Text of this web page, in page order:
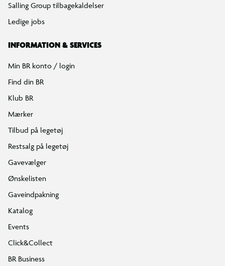
Salling Group tilbagekaldelser
Ledige jobs
INFORMATION & SERVICES
Min BR konto / login
Find din BR
Klub BR
Mærker
Tilbud på legetøj
Restsalg på legetøj
Gavevælger
Ønskelisten
Gaveindpakning
Katalog
Events
Click&Collect
BR Business